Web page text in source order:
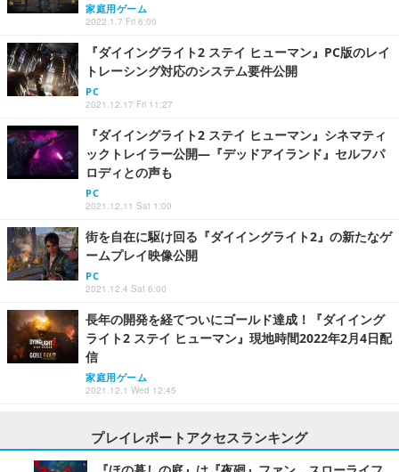
家庭用ゲーム
2022.1.7 Fri 6:00
『ダイイングライト2 ステイ ヒューマン』PC版のレイ
トレーシング対応のシステム要件公開
PC
2021.12.17 Fri 11:27
『ダイイングライト2 ステイ ヒューマン』シネマティ
ックトレイラー公開―『デッドアイランド』セルフパ
ロディとの声も
PC
2021.12.11 Sat 1:00
街を自在に駆け回る『ダイイングライト2』の新たなゲ
ームプレイ映像公開
PC
2021.12.4 Sat 6:00
長年の開発を経てついにゴールド達成！『ダイイング
ライト2 ステイ ヒューマン』現地時間2022年2月4日配
信
家庭用ゲーム
2021.12.1 Wed 12:45
プレイレポートアクセスランキング
『ほの暮しの庭』は『夜廻』ファン、スローライフ